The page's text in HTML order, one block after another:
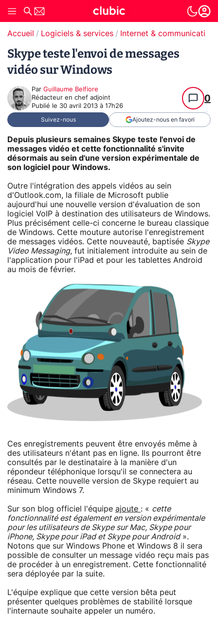
Accueil Logiciels & services Internet & communication
Skype teste l'envoi de messages
vidéo sur Windows
Par Guillaume Belfiore
Rédacteur en chef adjoint
Publié le 30 avril 2013 à 17h26
0
Suivez-nous Ajoutez-nous en favori
Depuis plusieurs semaines Skype teste l'envoi de
messages vidéo et cette fonctionnalité s'invite
désormais au sein d'une version expérimentale de
son logiciel pour Windows.
Outre l'intégration des appels vidéos au sein
d'Outlook.com, la filiale de Microsoft publie
aujourd'hui une nouvelle version d'évaluation de son
logiciel VoIP à destination des utilisateurs de Windows.
Plus précisément celle-ci concerne le bureau classique
de Windows. Cette mouture autorise l'enregistrement
de messages vidéos. Cette nouveauté, baptisée Skype
Video Messaging, fut initialement introduite au sein de
l'application pour l'iPad et pour les tablettes Android
au mois de février.
Ces enregistrements peuvent être envoyés même à
des utilisateurs n'étant pas en ligne. Ils pourront être
consultés par le destinataire à la manière d'un
répondeur téléphonique lorsqu'il se connectera au
réseau. Cette nouvelle version de Skype requiert au
minimum Windows 7.
Sur son blog officiel l'équipe ajoute : « cette
fonctionnalité est également en version expérimentale
pour les utilisateurs de Skype sur Mac, Skype pour
iPhone, Skype pour iPad et Skype pour Android».
Notons que sur Windows Phone et Windows 8 il sera
possible de consulter un message vidéo reçu mais pas
de procéder à un enregistrement. Cette fonctionnalité
sera déployée par la suite.
L'équipe explique que cette version bêta peut
présenter quelques problèmes de stabilité lorsque
l'internaute souhaite appeler un numéro.